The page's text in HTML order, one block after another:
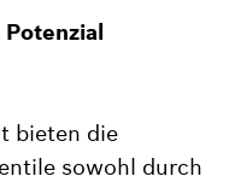
bieten die
sowohl durch